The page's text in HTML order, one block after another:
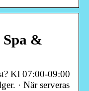
&
Kl 07:00-09:00
· När serveras